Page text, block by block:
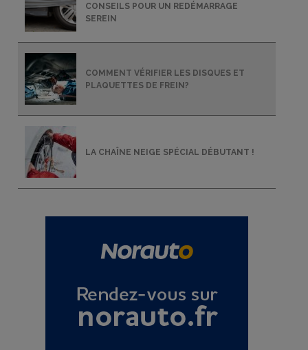
CONSEILS POUR UN REDÉMARRAGE
SEREIN
COMMENT VÉRIFIER LES DISQUES ET
PLAQUETTES DE FREIN?
LA CHAÎNE NEIGE SPÉCIAL DÉBUTANT !